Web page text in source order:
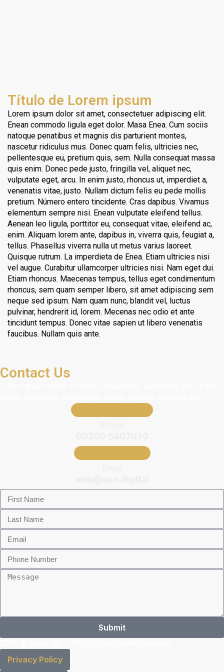
Título de Lorem ipsum
Lorem ipsum dolor sit amet, consectetuer adipiscing elit.
Enean commodo ligula eget dolor. Masa Enea. Cum sociis
natoque penatibus et magnis dis parturient montes,
nascetur ridiculus mus. Donec quam felis, ultricies nec,
pellentesque eu, pretium quis, sem. Nulla consequat massa
quis enim. Donec pede justo, fringilla vel, aliquet nec,
vulputate eget, arcu. In enim justo, rhoncus ut, imperdiet a,
venenatis vitae, justo. Nullam dictum felis eu pede mollis
pretium. Número entero tincidente. Cras dapibus. Vivamus
elementum sempre nisi. Enean vulputate eleifend tellus.
Aenean leo ligula, porttitor eu, consequat vitae, eleifend ac,
enim. Aliquam lorem ante, dapibus in, viverra quis, feugiat a,
tellus. Phasellus viverra nulla ut metus varius laoreet.
Quisque rutrum. La imperdieta de Enea. Etiam ultricies nisi
vel augue. Curabitur ullamcorper ultricies nisi. Nam eget dui.
Etiam rhoncus. Maecenas tempus, tellus eget condimentum
rhoncus, sem quam semper libero, sit amet adipiscing sem
neque sed ipsum. Nam quam nunc, blandit vel, luctus
pulvinar, hendrerit id, lorem. Mecenas nec odio et ante
tincidunt tempus. Donec vitae sapien ut libero venenatis
faucibus. Nullam quis ante.
Contact Us
Submit
Privacy Policy